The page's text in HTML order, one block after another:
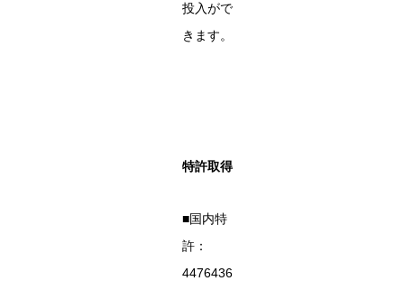
投入がで
きます。
特許取得
■国内特
許：
4476436